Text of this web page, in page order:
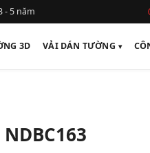
- 5 năm
3D VẢI DÁN TƯỜNG